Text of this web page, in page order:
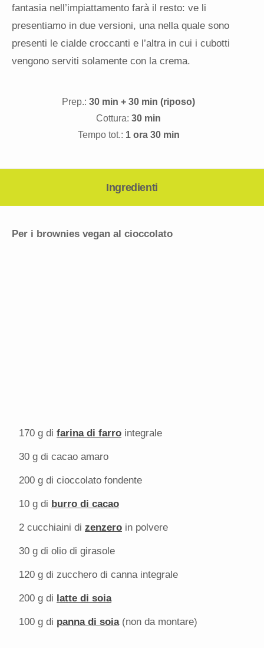
fantasia nell’impiattamento farà il resto: ve li
presentiamo in due versioni, una nella quale sono
presenti le cialde croccanti e l’altra in cui i cubotti
vengono serviti solamente con la crema.
Prep.: 30 min + 30 min (riposo)
Cottura: 30 min
Tempo tot.: 1 ora 30 min
Ingredienti
Per i brownies vegan al cioccolato
170 g di farina di farro integrale
30 g di cacao amaro
200 g di cioccolato fondente
10 g di burro di cacao
2 cucchiaini di zenzero in polvere
30 g di olio di girasole
120 g di zucchero di canna integrale
200 g di latte di soia
100 g di panna di soia(non da montare)